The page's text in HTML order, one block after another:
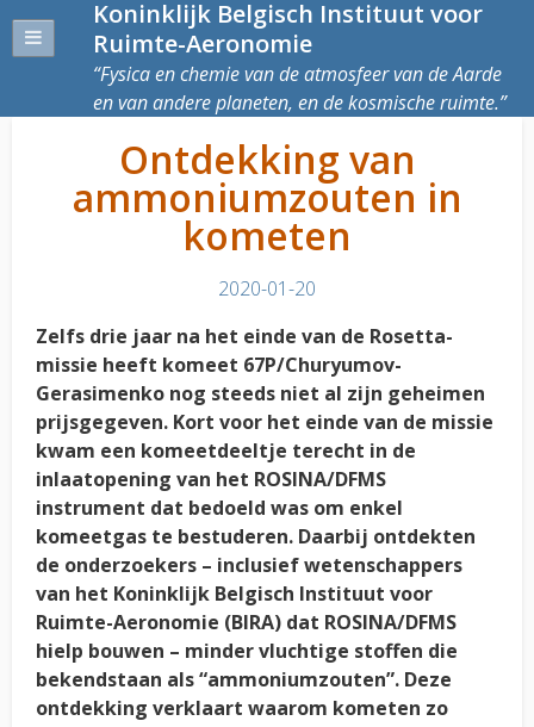
Koninklijk Belgisch Instituut voor
Ruimte-Aeronomie
Fysica en chemie van de atmosfeer van de Aarde
en van andere planeten, en de kosmische ruimte.
Ontdekking van
ammoniumzouten in
kometen
2020-01-20
Zelfs drie jaar na het einde van de Rosetta-
missie heeft komeet 67P/Churyumov-
Gerasimenko nog steeds niet al zijn geheimen
prijsgegeven. Kort voor het einde van de missie
kwam een komeetdeeltje terecht in de
inlaatopening van het ROSINA/DFMS
instrument dat bedoeld was om enkel
komeetgas te bestuderen. Daarbij ontdekten
de onderzoekers – inclusief wetenschappers
van het Koninklijk Belgisch Instituut voor
Ruimte-Aeronomie (BIRA) dat ROSINA/DFMS
hielp bouwen – minder vluchtige stoffen die
bekendstaan als “ammoniumzouten”. Deze
ontdekking verklaart waarom kometen zo